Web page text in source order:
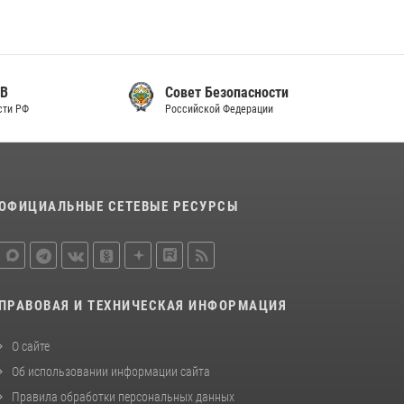
В Челябинске росгвардейцы задержали
злоумышленников, напавших на бригаду
скорой помощи (видео)
14 июля 2026, 12:20 1
Совет Безопасности
Российской Федерации
СЕТЕВЫЕ РЕСУРСЫ
ПРАВОВАЯ И ТЕХНИЧЕСКАЯ ИНФОРМАЦИЯ
О сайте
Об использовании информации сайта
Правила обработки персональных данных